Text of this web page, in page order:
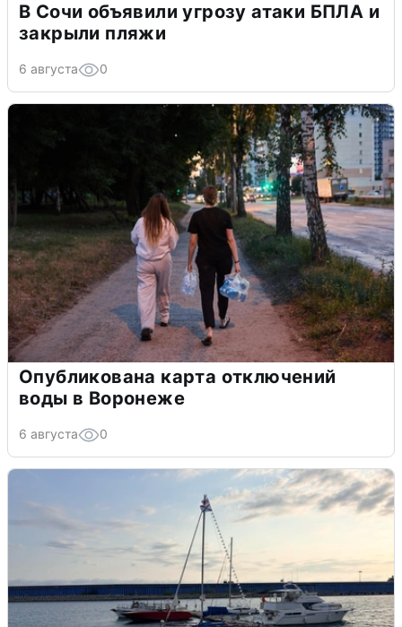
В Сочи объявили угрозу атаки БПЛА и
закрыли пляжи
6 августа 0
Опубликована карта отключений
воды в Воронеже
6 августа 0